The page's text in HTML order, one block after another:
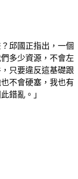
邱國正指出，一個
多少資源，不會左
只要違反這基礎跟
不會硬塞，我也有